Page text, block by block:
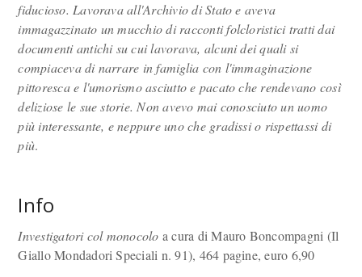
fiducioso. Lavorava all'Archivio di Stato e aveva
immagazzinato un mucchio di racconti folcloristici tratti dai
documenti antichi su cui lavorava, alcuni dei quali si
compiaceva di narrare in famiglia con l'immaginazione
pittoresca e l'umorismo asciutto e pacato che rendevano così
deliziose le sue storie. Non avevo mai conosciuto un uomo
più interessante, e neppure uno che gradissi o rispettassi di
più.
Info
Investigatori col monocolo a cura di Mauro Boncompagni (Il
Giallo Mondadori Speciali n. 91), 464 pagine, euro 6,90